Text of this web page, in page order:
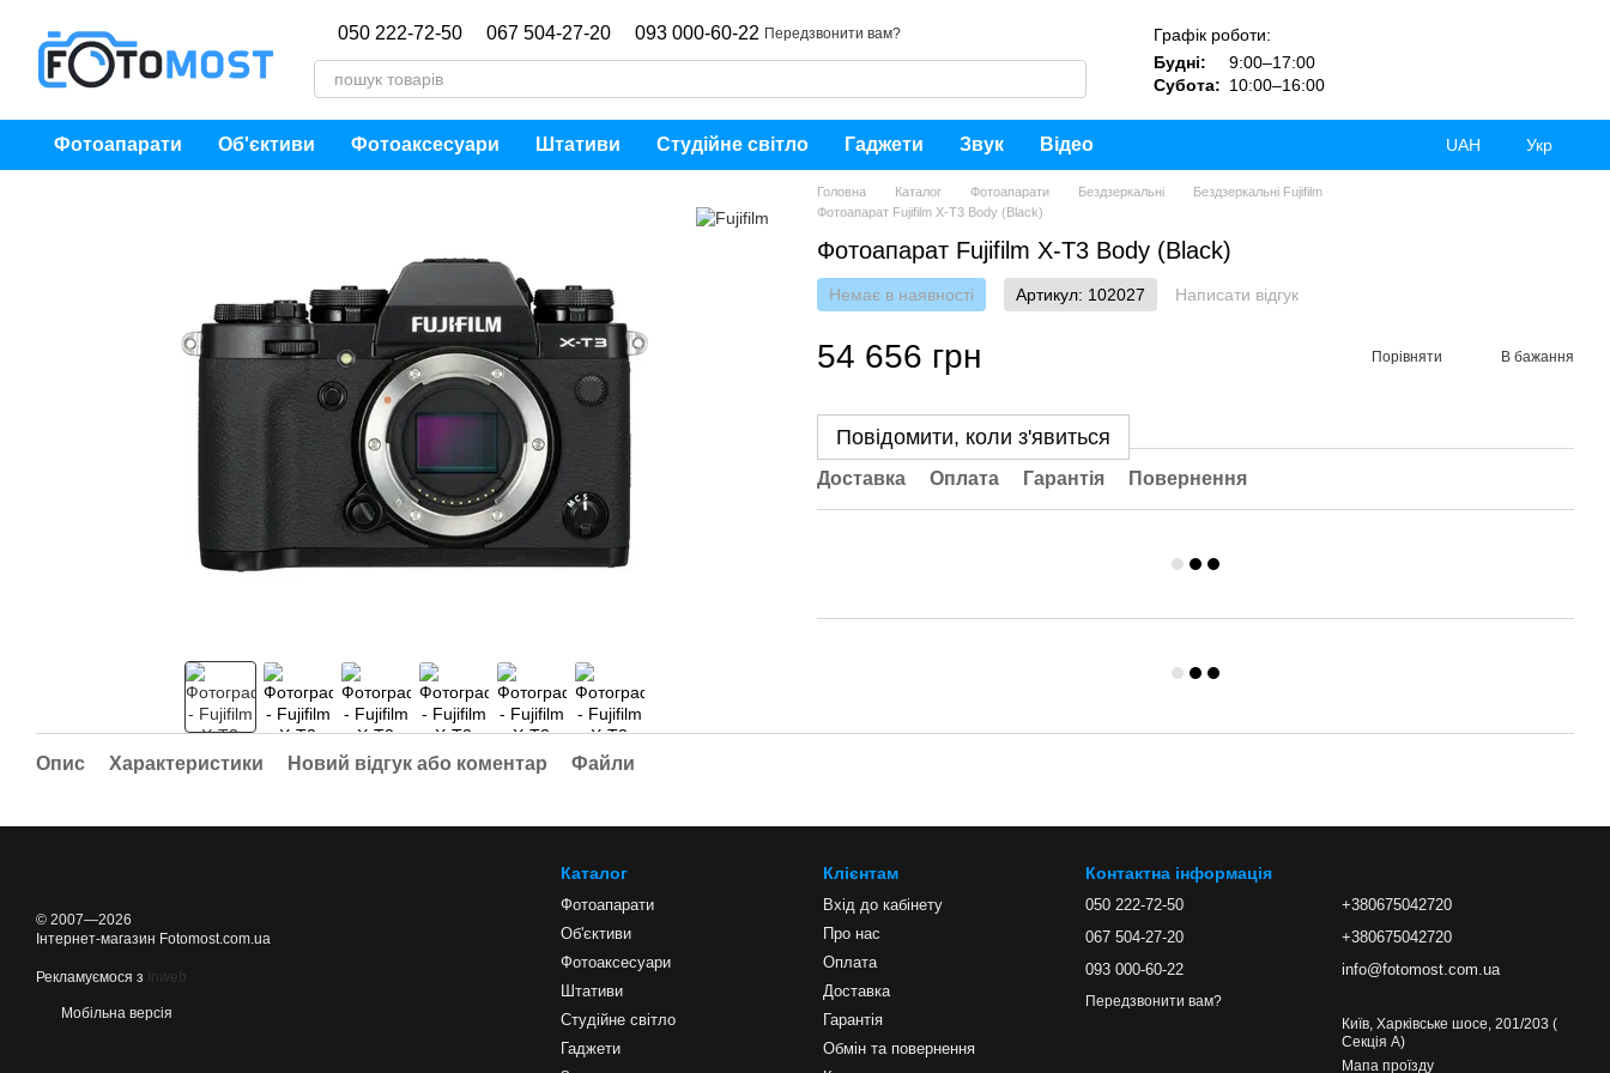
050 222-72-50 067 504-27-20 093 000-60-22 Передзвонити вам?
Графік роботи:
Будні:
9:00–17:00
Субота: 10:00–16:00
Фотоапарати Об'єктиви Фотоаксесуари Штативи Студійне світло Гаджети Звук Відео UAH Укр
Головна Каталог Фотоапарати Бездзеркальні
Бездзеркальні Fujifilm
Фотоапарат Fujifilm X-T3 Body (Black)
Фотоапарат Fujifilm X-T3 Body (Black)
Немає в наявності Артикул: 102027 Написати відгук
54 656 грн Порівняти В бажання
Повідомити, коли з'явиться
Доставка Оплата Гарантія Повернення
Опис Характеристики Новий відгук або коментар Файли
© 2007—2026
Інтернет-магазин Fotomost.com.ua
Рекламуємося з Inweb
Мобільна версія
Каталог
Фотоапарати
Об'єктиви
Фотоаксесуари
Штативи
Студійне світло
Гаджети
Клієнтам
Вхід до кабінету
Про нас
Оплата
Доставка
Гарантія
Обмін та повернення
Контактна інформація
050 222-72-50
067 504-27-20
093 000-60-22
Передзвонити вам?
+380675042720
+380675042720
info@fotomost.com.ua
Київ, Харківське шосе, 201/203 (
Секція А)
Мапа проїзду